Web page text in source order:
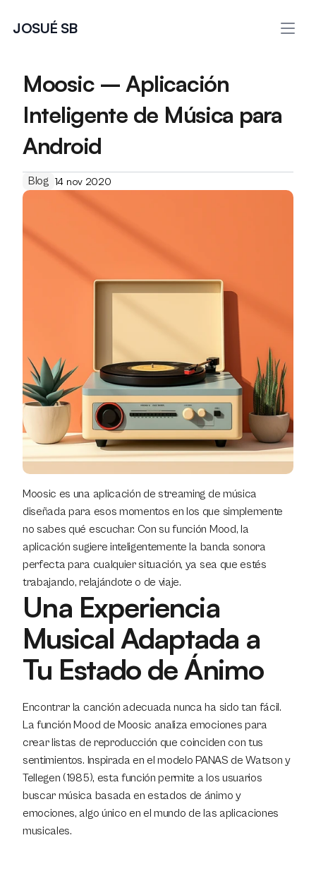
JOSUÉ SB
Moosic – Aplicación
Inteligente de Música para
Android
Blog 14 nov 2020
Moosic es una aplicación de streaming de música
diseñada para esos momentos en los que simplemente
no sabes qué escuchar. Con su función Mood, la
aplicación sugiere inteligentemente la banda sonora
perfecta para cualquier situación, ya sea que estés
trabajando, relajándote o de viaje.
Una Experiencia
Musical Adaptada a
Tu Estado de Ánimo
Encontrar la canción adecuada nunca ha sido tan fácil.
La función Mood de Moosic analiza emociones para
crear listas de reproducción que coinciden con tus
sentimientos. Inspirada en el modelo PANAS de Watson y
Tellegen (1985), esta función permite a los usuarios
buscar música basada en estados de ánimo y
emociones, algo único en el mundo de las aplicaciones
musicales.